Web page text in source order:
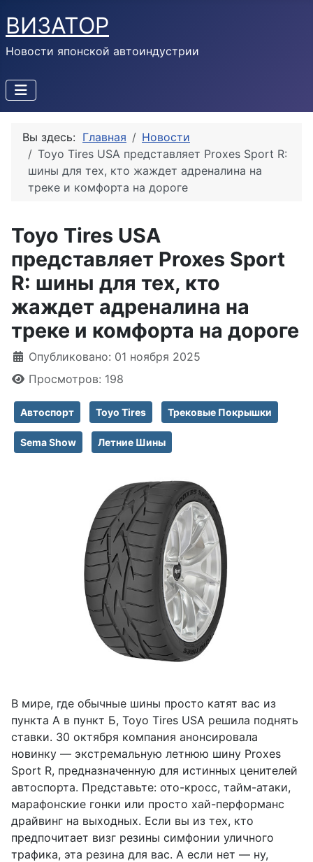
ВИЗАТОР
Новости японской автоиндустрии
Вы здесь: Главная
Новости
Toyo Tires USA представляет Proxes Sport R:
шины для тех, кто жаждет адреналина на
треке и комфорта на дороге
Toyo Tires USA
представляет Proxes Sport
R: шины для тех, кто
жаждет адреналина на
треке и комфорта на дороге
Информация о материале
Опубликовано: 01 ноября 2025
Просмотров: 198
Автоспорт Toyo Tires Трековые Покрышки
Sema Show Летние Шины
В мире, где обычные шины просто катят вас из
пункта А в пункт Б, Toyo Tires USA решила поднять
ставки. 30 октября компания анонсировала
новинку — экстремальную летнюю шину Proxes
Sport R, предназначенную для истинных ценителей
автоспорта. Представьте: ото-кросс, тайм-атаки,
марафонские гонки или просто хай-перформанс
драйвинг на выходных. Если вы из тех, кто
предпочитает визг резины симфонии уличного
трафика, эта резина для вас. А если нет — ну,